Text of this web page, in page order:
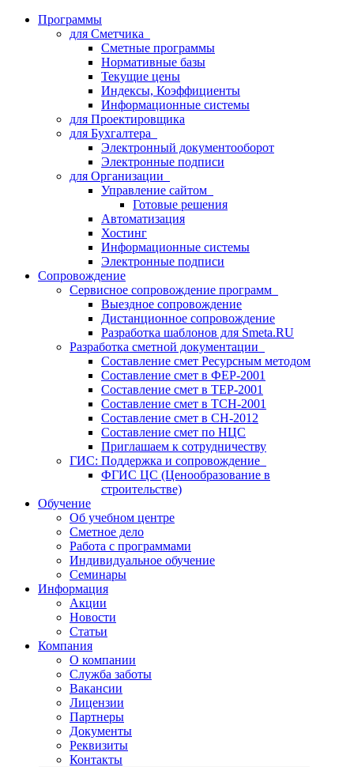
Программы
для Сметчика
Сметные программы
Нормативные базы
Текущие цены
Индексы, Коэффициенты
Информационные системы
для Проектировщика
для Бухгалтера
Электронный документооборот
Электронные подписи
для Организации
Управление сайтом
Готовые решения
Автоматизация
Хостинг
Информационные системы
Электронные подписи
Сопровождение
Сервисное сопровождение программ
Выездное сопровождение
Дистанционное сопровождение
Разработка шаблонов для Smeta.RU
Разработка сметной документации
Составление смет Ресурсным методом
Составление смет в ФЕР-2001
Составление смет в ТЕР-2001
Составление смет в ТСН-2001
Составление смет в СН-2012
Составление смет по НЦС
Приглашаем к сотрудничеству
ГИС: Поддержка и сопровождение
ФГИС ЦС (Ценообразование в
строительстве)
Обучение
Об учебном центре
Сметное дело
Работа с программами
Индивидуальное обучение
Семинары
Информация
Акции
Новости
Статьи
Компания
О компании
Служба заботы
Вакансии
Лицензии
Партнеры
Документы
Реквизиты
Контакты